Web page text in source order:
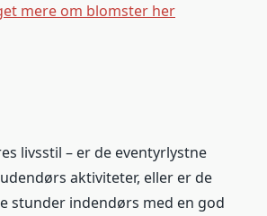
mere om blomster her
livsstil – er de eventyrlystne
aktiviteter, eller er de
stunder indendørs med en god